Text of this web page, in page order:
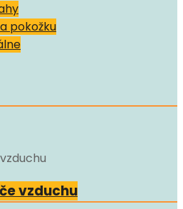
pokožku
vzduchu